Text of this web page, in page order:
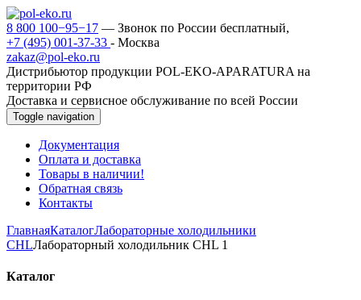
8 800 100−95−17 — Звонок по России бесплатный,
+7 (495) 001-37-33 - Москва
zakaz@pol-eko.ru
Дистрибьютор продукции POL-EKO-APARATURA на
территории РФ
Доставка и сервисное обслуживание по всей России
Toggle navigation
Документация
Оплата и доставка
Товары в наличии!
Обратная связь
Контакты
ГлавнаяКаталогЛабораторные холодильники
CHLЛабораторный холодильник CHL 1
Каталог